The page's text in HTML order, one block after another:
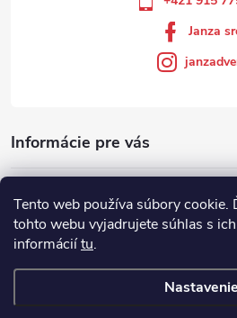
Tento web používa súbory cookie.
tohto webu vyjadrujete súhlas s
informáciítu.
Nastavenie
Informácie pre vás
Janza
Showroom